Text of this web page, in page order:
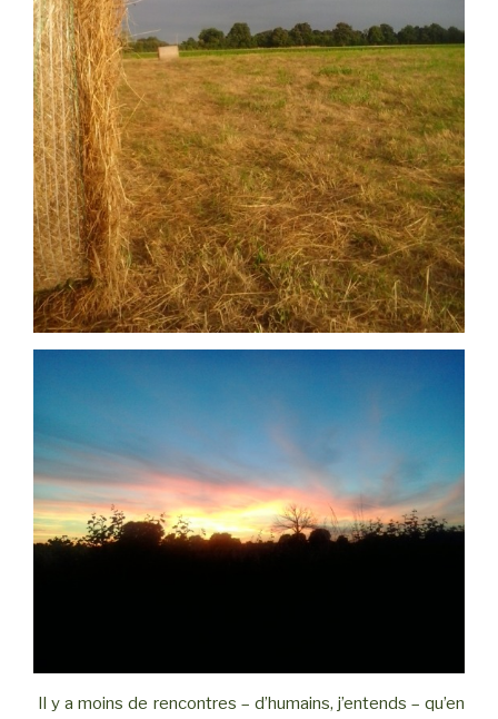
Il y a moins de rencontres – d’humains, j’entends – qu’en